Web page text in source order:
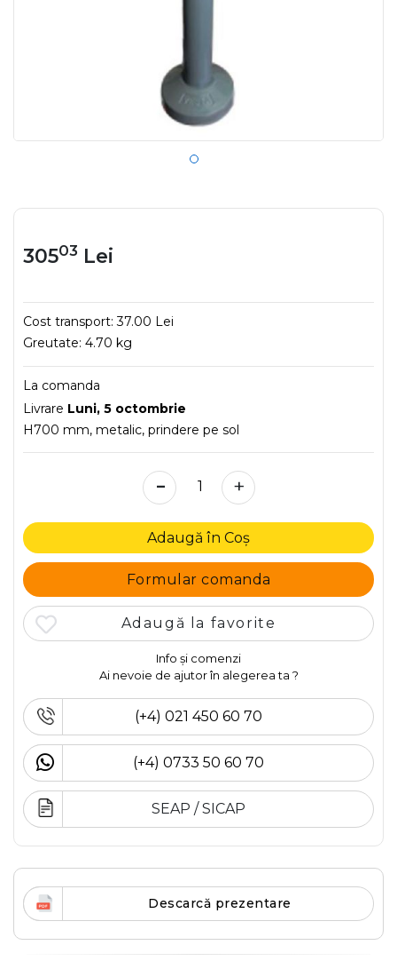
30503 Lei
Cost transport:37.00 Lei
Greutate: 4.70 kg
La comanda
Livrare Luni, 5 octombrie
H700 mm, metalic, prindere pe sol
- +
Adaugă în Coș
Formular comanda
Adaugă la favorite
Info și comenzi
Ai nevoie de ajutor în alegerea ta ?
(+4) 021 450 60 70
(+4) 0733 50 60 70
SEAP / SICAP
Descarcă prezentare